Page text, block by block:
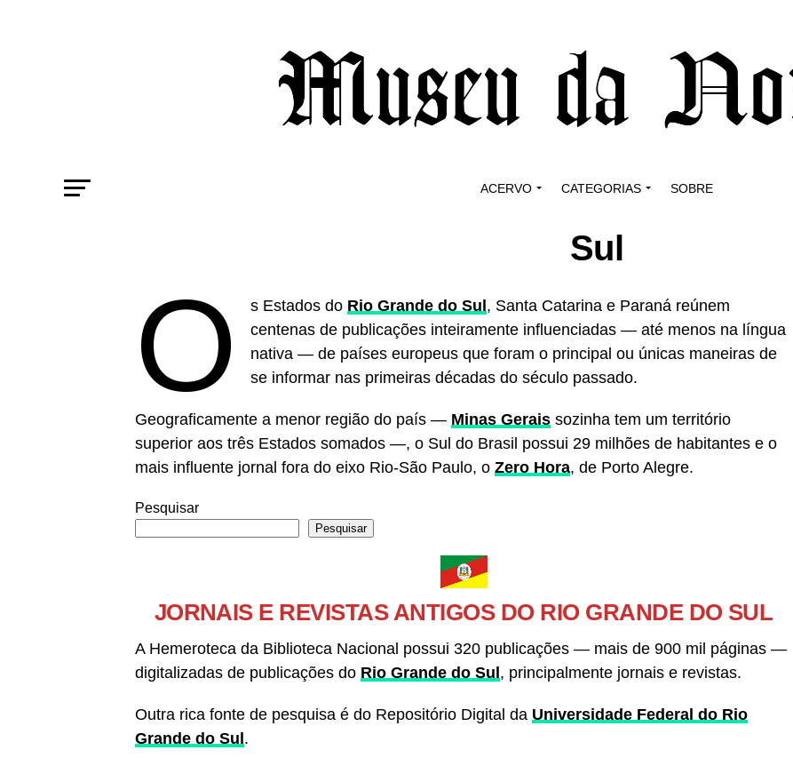
ACERVO CATEGORIAS SOBRE
Sul
O s Estados do Rio Grande do Sul , Santa Catarina e Paraná reúnem
centenas de publicações inteiramente influenciadas — até menos na língua
nativa — de países europeus que foram o principal ou únicas maneiras de
se informar nas primeiras décadas do século passado.
Geograficamente a menor região do país — Minas Gerais sozinha tem um território
superior aos três Estados somados —, o Sul do Brasil possui 29 milhões de habitantes e o
mais influente jornal fora do eixo Rio-São Paulo, o Zero Hora, de Porto Alegre.
Pesquisar
Pesquisar
JORNAIS E REVISTAS ANTIGOS DO RIO GRANDE DO SUL
A Hemeroteca da Biblioteca Nacional possui 320 publicações — mais de 900 mil páginas —
digitalizadas de publicações do Rio Grande do Sul , principalmente jornais e revistas.
Outra rica fonte de pesquisa é do Repositório Digital da Universidade Federal do Rio
Grande do Sul .